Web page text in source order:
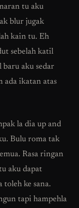
tu aku
blur jugak
kain tu. Eh
sebelah katil
aku sedar
ada ikatan atas
la dia up and
Bulu roma tak
Rasa ringan
aku dapat
ke sana.
tapi hampehla